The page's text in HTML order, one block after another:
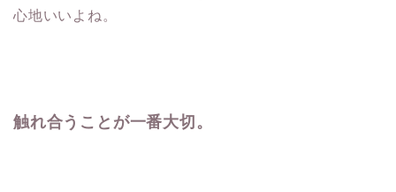
心地いいよね。
触れ合うことが一番大切。